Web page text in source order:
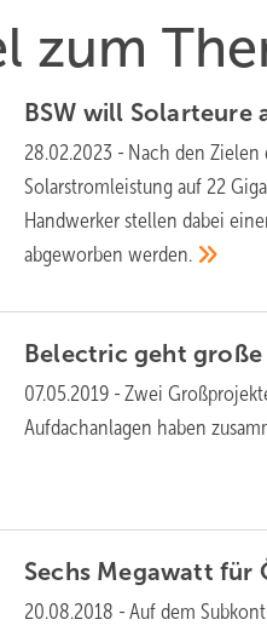
zum
BSW will Solarteure
28.02.2023 - Nach den Zielen
Solarstromleistung auf 22
Handwerker stellen dabei
abgeworbenwerden.
Belectric geht
07.05.2019 - Zwei
Aufdachanlagen haben
Sechs Megawatt für
20.08.2018 - Auf dem